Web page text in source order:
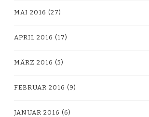
MAI 2016 (27)
APRIL 2016 (17)
MÄRZ 2016 (5)
FEBRUAR 2016 (9)
JANUAR 2016 (6)